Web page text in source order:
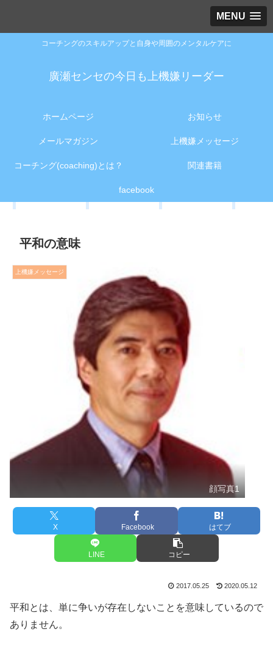
MENU
コーチングのスキルアップと自身や周囲のメンタルケアに
廣瀬センセの今日も上機嫌リーダー
ホームページ お知らせ
メールマガジン 上機嫌メッセージ
コーチング(coaching)とは？ 関連書籍
facebook
平和の意味
上機嫌メッセージ
顔写真1
X Facebook はてブ
LINE コピー
2017.05.25 2020.05.12
平和とは、単に争いが存在しないことを意味しているので
ありません。